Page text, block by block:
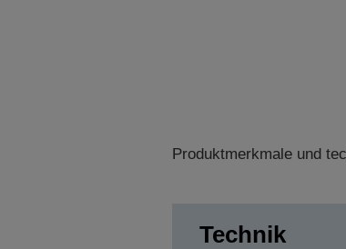
Produktmerkmale und
Technik